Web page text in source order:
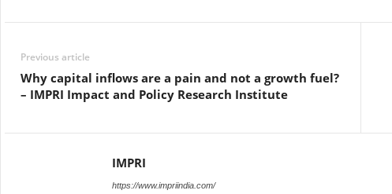
Previous article
Why capital inflows are a pain and not a growth fuel?
– IMPRI Impact and Policy Research Institute
IMPRI
https://www.impriindia.com/